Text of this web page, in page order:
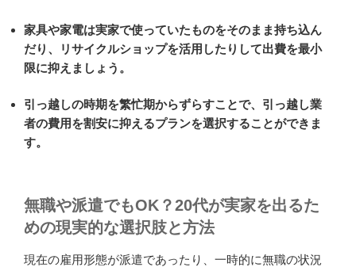
家具や家電は実家で使っていたものをそのまま持ち込ん
だり、リサイクルショップを活用したりして出費を最小
限に抑えましょう。
引っ越しの時期を繁忙期からずらすことで、引っ越し業
者の費用を割安に抑えるプランを選択することができま
す。
無職や派遣でもOK？20代が実家を出るた
めの現実的な選択肢と方法
現在の雇用形態が派遣であったり、一時的に無職の状況